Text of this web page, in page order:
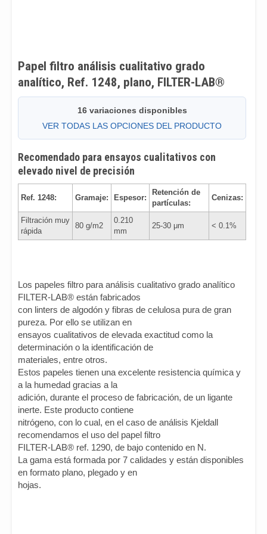
Papel filtro análisis cualitativo grado
analítico, Ref. 1248, plano, FILTER-LAB®
16 variaciones disponibles
VER TODAS LAS OPCIONES DEL PRODUCTO
Recomendado para ensayos cualitativos con
elevado nivel de precisión
Ref. 1248: Gramaje: Espesor:
Retención de
partículas:
Cenizas:
Filtración muy
rápida
80 g/m2
0.210
mm
25-30 μm < 0.1%
Los papeles filtro para análisis cualitativo grado analítico
FILTER-LAB® están fabricados
con linters de algodón y fibras de celulosa pura de gran
pureza. Por ello se utilizan en
ensayos cualitativos de elevada exactitud como la
determinación o la identificación de
materiales, entre otros.
Estos papeles tienen una excelente resistencia química y
a la humedad gracias a la
adición, durante el proceso de fabricación, de un ligante
inerte. Este producto contiene
nitrógeno, con lo cual, en el caso de análisis Kjeldall
recomendamos el uso del papel filtro
FILTER-LAB® ref. 1290, de bajo contenido en N.
La gama está formada por 7 calidades y están disponibles
en formato plano, plegado y en
hojas.